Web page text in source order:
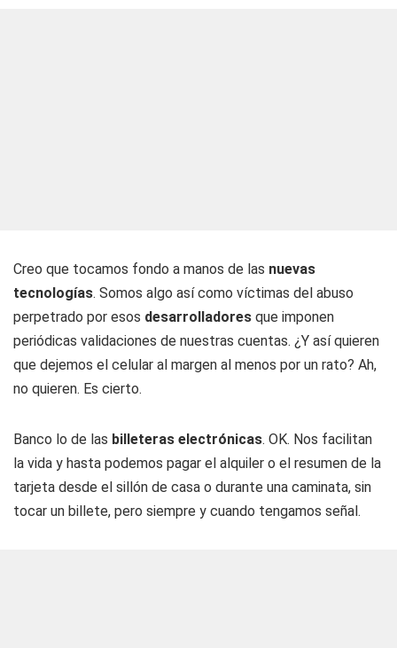
Creo que tocamos fondo a manos de las nuevas
tecnologías. Somos algo así como víctimas del abuso
perpetrado por esos desarrolladores que imponen
periódicas validaciones de nuestras cuentas. ¿Y así quieren
que dejemos el celular al margen al menos por un rato? Ah,
no quieren. Es cierto.
Banco lo de las billeteras electrónicas. OK. Nos facilitan
la vida y hasta podemos pagar el alquiler o el resumen de la
tarjeta desde el sillón de casa o durante una caminata, sin
tocar un billete, pero siempre y cuando tengamos señal.